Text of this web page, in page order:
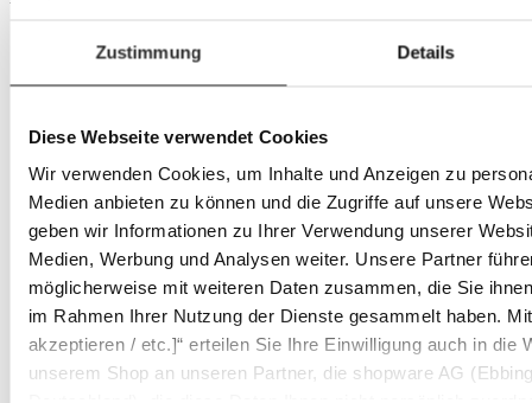
Zustimmung Details
Diese Webseite verwendet Cookies
Wir verwenden Cookies, um Inhalte und Anzeigen zu
Medien anbieten zu können und die Zugriffe auf unsere
geben wir Informationen zu Ihrer Verwendung unserer
Medien, Werbung und Analysen weiter. Unsere Partner
möglicherweise mit weiteren Daten zusammen, die Sie
im Rahmen Ihrer Nutzung der Dienste gesammelt haben.
akzeptieren / etc.]“ erteilen Sie Ihre Einwilligung auch in die
unserem Shop an unseren Partner, die shopware AG